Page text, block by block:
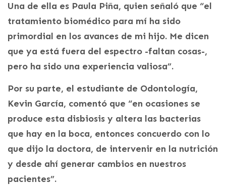
Una de ella es Paula Piña, quien señaló que “el
tratamiento biomédico para mí ha sido
primordial en los avances de mi hijo. Me dicen
que ya está fuera del espectro -faltan cosas-,
pero ha sido una experiencia valiosa”.
Por su parte, el estudiante de Odontología,
Kevin García, comentó que “en ocasiones se
produce esta disbiosis y altera las bacterias
que hay en la boca, entonces concuerdo con lo
que dijo la doctora, de intervenir en la nutrición
y desde ahí generar cambios en nuestros
pacientes”.